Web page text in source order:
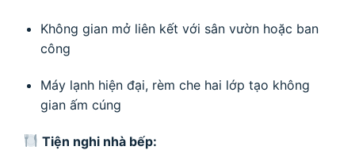
Không gian mở liên kết với sân vườn hoặc ban
công
Máy lạnh hiện đại, rèm che hai lớp tạo không
gian ấm cúng
Tiện nghi nhà bếp: